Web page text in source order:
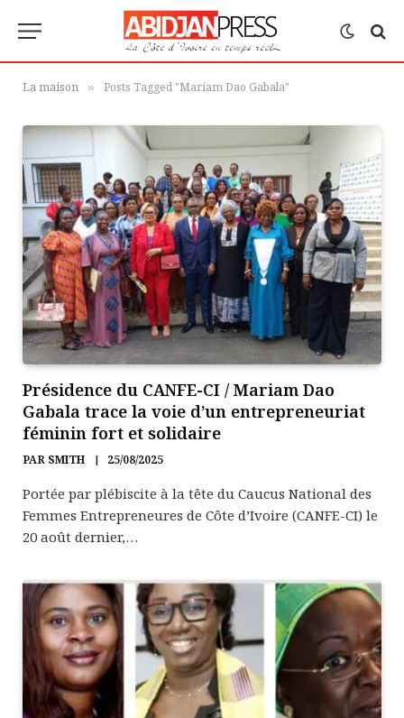
La maison » Posts Tagged "Mariam Dao Gabala"
Présidence du CANFE-CI / Mariam Dao
Gabala trace la voie d’un entrepreneuriat
féminin fort et solidaire
PAR SMITH 25/08/2025
Portée par plébiscite à la tête du Caucus National des
Femmes Entrepreneures de Côte d’Ivoire (CANFE-CI) le
20 août dernier,…